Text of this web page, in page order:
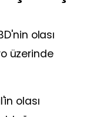
olası
üzerinde
olası